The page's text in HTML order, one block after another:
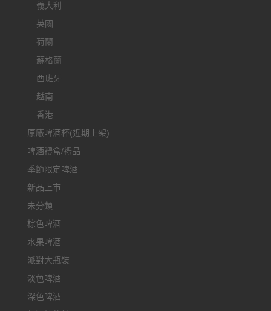
義大利
英國
荷蘭
蘇格蘭
西班牙
越南
香港
原廠啤酒杯(近期上架)
啤酒禮盒/禮品
季節限定啤酒
新品上市
未分類
棕色啤酒
水果啤酒
派對大瓶裝
淡色啤酒
深色啤酒